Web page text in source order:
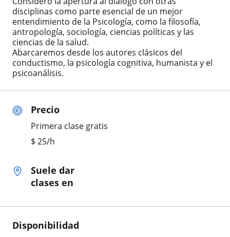
Precio
Primera clase gratis
$ 25/h
Suele dar
clases en
Disponibilidad
disciplinas como parte esencial de un mejor
entendimiento de la Psicología, como la filosofía,
antropología, sociología, ciencias políticas y las
ciencias de la salud.
Abarcaremos desde los autores clásicos del
conductismo, la psicología cognitiva, humanista y el
psicoanálisis.